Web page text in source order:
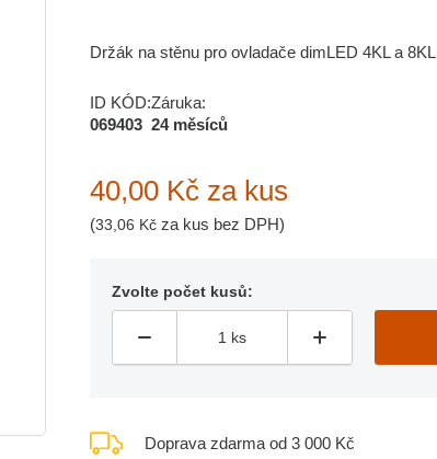
Držák na stěnu pro ovladače dimLED 4KL a 8KL
ID KÓD:
069403
Záruka:
24 měsíců
40,00 Kč za kus
(33,06 Kč za kus bez DPH)
Zvolte počet kusů:
Doprava zdarma od 3 000 Kč